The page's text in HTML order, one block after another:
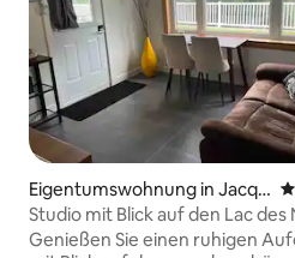
Eigentumswohnung in Jacqu
es-Cartier
Studio mit Blick auf den Lac des
Eigenständige Anreise
Genießen Sie einen ruhigen